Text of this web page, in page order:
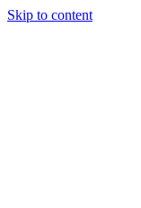
Skip to content